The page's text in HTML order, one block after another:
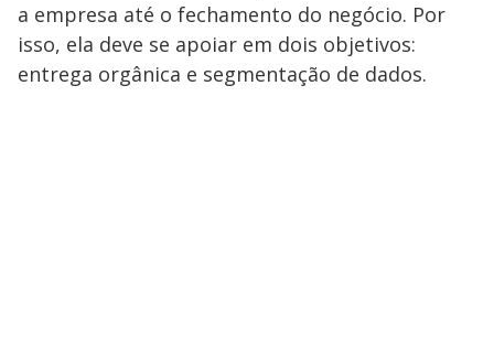
a empresa até o fechamento do negócio. Por
isso, ela deve se apoiar em dois objetivos:
entrega orgânica e segmentação de dados.